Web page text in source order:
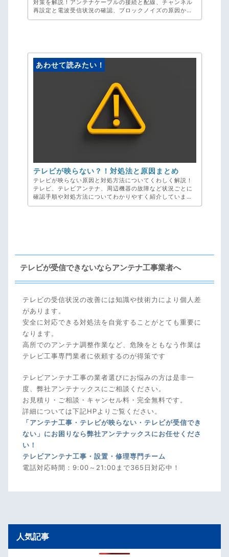
対策を解説！アンテナケーブルの接続と配線、チャンネル
再設定と電波受信状況の確認、ブロックノイズの原因から
これからの対策方法までご紹介。テレビが映らないとお困
あわせて読みたい！
テレビが映らない？！対処法と原因まとめ
テレビが映らない原因と対処方法についてくわしく解説！
テレビ、テレビアンテナ、周辺機器の故障など状況ごとに
確認手順や対処方法についてわかりやすく紹介していま
す！ 突然映らなくなったテレビのトラブルでお困りの方は
テレビが受信できないならアンテナ工事業者へ
テレビの受信状況の改善には知識や技術力により個人差
があります。
安全に対応できる対処法を自覚することがとても重要に
なります。
高所でのアンテナ調整作業など、危険をともなう作業は
テレビ工事専門業者に依頼するのが得策です
テレビアンテナ工事の業者選びにお悩みの方は是非一
度、弊社アンテナックスにご相談ください。
お見積り・ご相談・キャンセル料・完全無料です。
詳細については下記HPよりご覧ください。
「アンテナ工事・テレビが映らない・テレビが受信でき
ない」にお困りなら弊社アンテナックスにお任せくださ
い！
テレビアンテナ工事・設置・修理専門チーム
電話対応時間：9:00～21:00まで365日対応中！
人気記事